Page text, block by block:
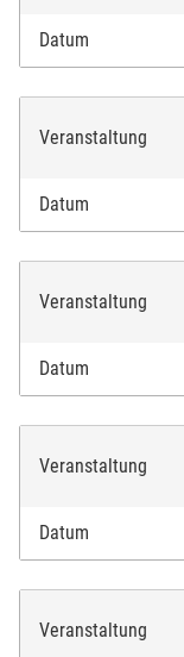
Datum
Veranstaltung
Datum
Veranstaltung
Datum
Veranstaltung
Datum
Veranstaltung